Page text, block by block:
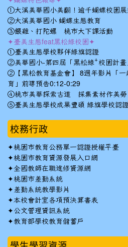
①大溪美華國小美翻！逾千蝴蝶校園展
②大溪美華國小 蝴蝶生態教育
③餵雞、打陀螺 桃市大下課活動
✦臺美生態feat黑松綠校園✦
①臺美生態學校夥伴綠旗認證
②美華國小-第四屆「黑松綠⁺校園計畫
②【黑松教育基金會】 8週年影片「一
育」前導預告0:12-0:29
④桃市美華探索古道 採集素材作美勞
⑤臺美生態學校成果豐碩 綠旗學校認
校務行政
✦桃園市教育公務單一認證授權平臺
✦桃園市教育資源發展入口網
✦全國教師在職進修資源網
✦桃園市差勤系統
✦ 差勤系統教學影片
✦本校會計室各項預決算書表
✦公文管理資訊系統
✦教育部學校教育儲蓄戶